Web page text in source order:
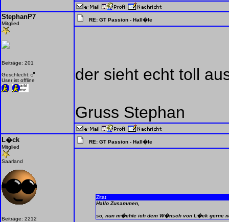
StephanP7
Mitglied
Beiträge: 201
Geschlecht:
User ist offline
RE: GT Passion - Hall�le
der sieht echt toll
Gruss Stephan
L�ck
Mitglied
Saarland
Beiträge: 2212
RE: GT Passion - Hall�le
Zitat
Hallo Zusammen,
so, nun m�chte ich dem W�nsch von L�ck gerne